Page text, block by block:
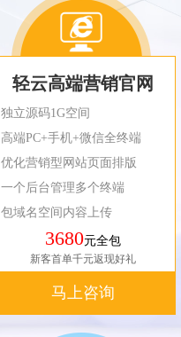
轻云高端营销官网
独立源码1G空间
高端PC+手机+微信全终端
优化营销型网站页面排版
一个后台管理多个终端
包域名空间内容上传
3680元全包
新客首单千元返现好礼
马上咨询